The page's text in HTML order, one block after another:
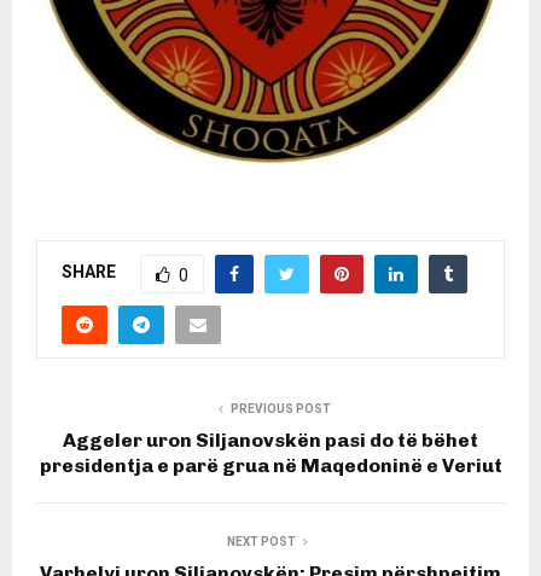
SHARE 0
PREVIOUS POST
Aggeler uron Siljanovskën pasi do të bëhet
presidentja e parë grua në Maqedoninë e Veriut
NEXT POST